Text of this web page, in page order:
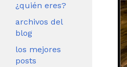
¿quién eres?
archivos del
blog
los mejores
posts